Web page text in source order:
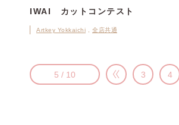
IWAI カットコンテスト
Artkey Yokkaichi 全店共通
5 / 10 3 4